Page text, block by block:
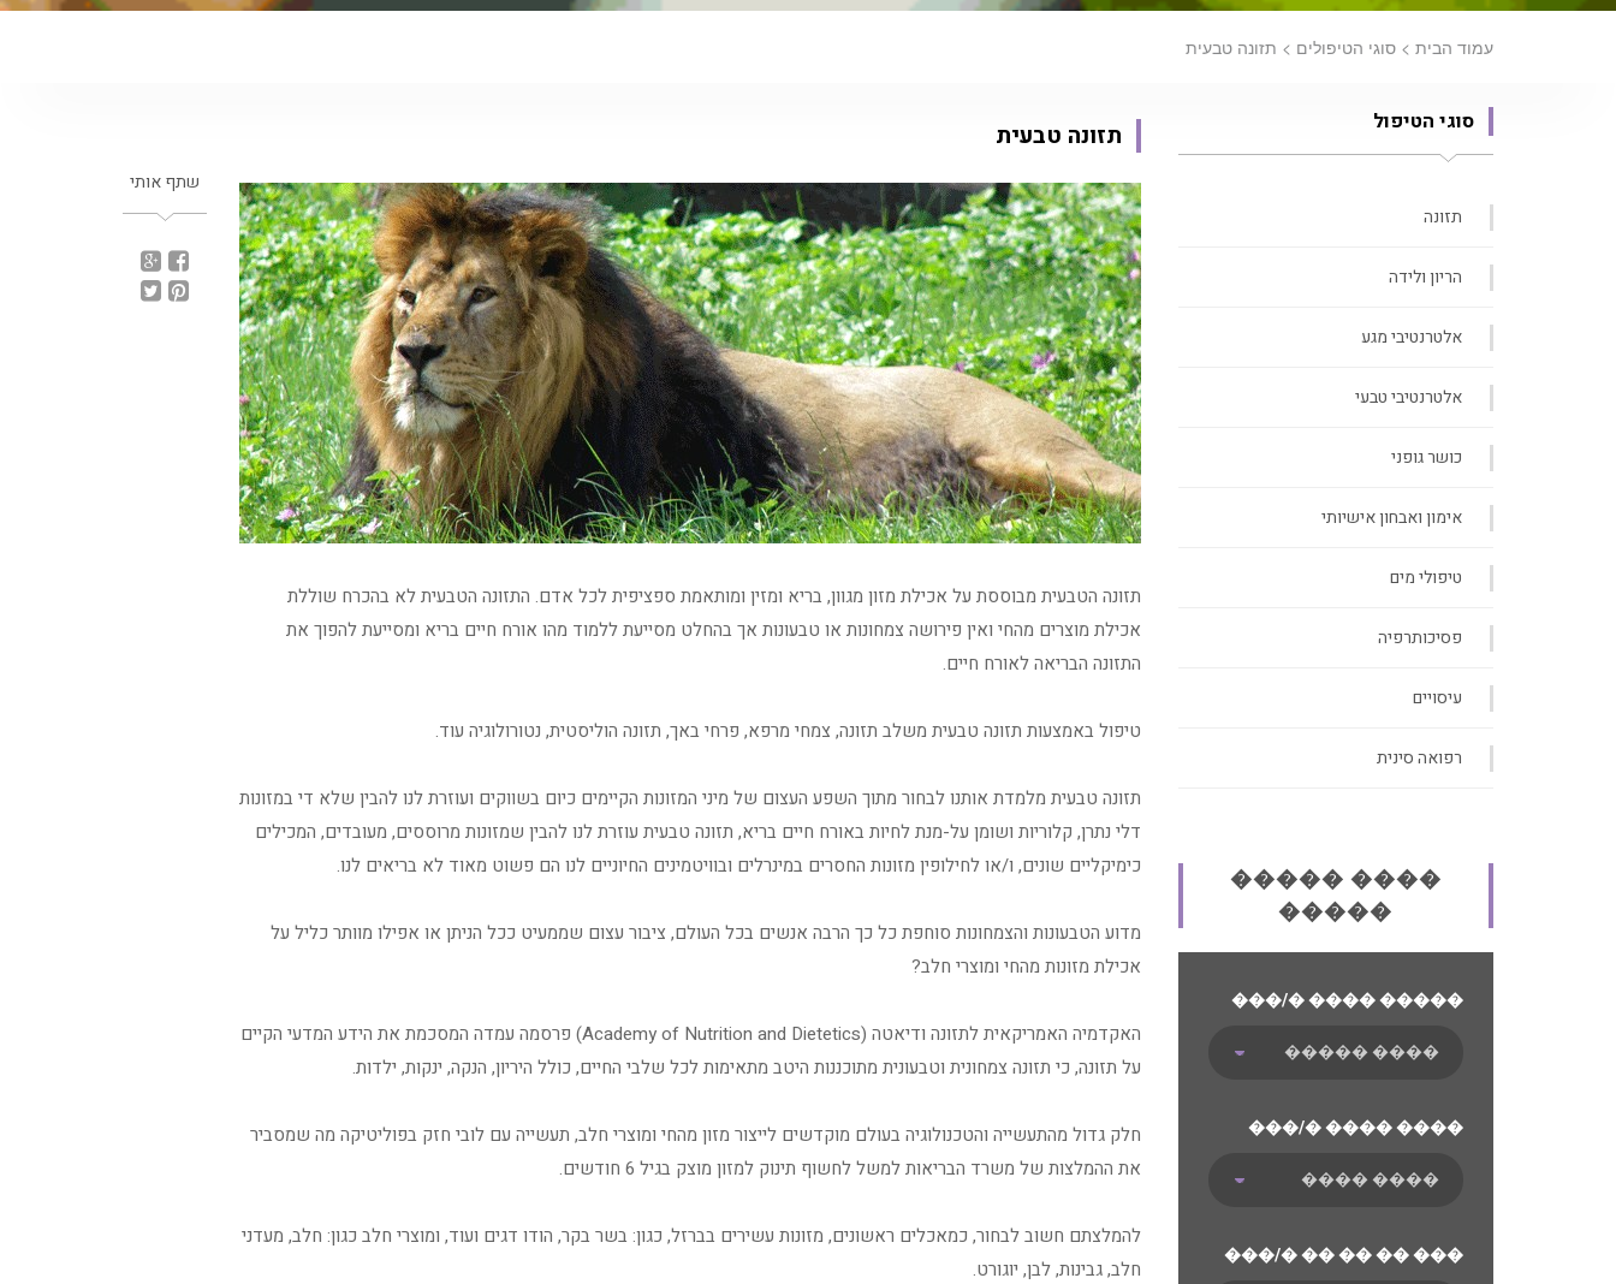
עמוד הבית > סוגי הטיפולים > תזונה טבעית
שתף אותי
תזונה טבעית
תזונה הטבעית מבוססת על אכילת מזון מגוון, בריא ומזין ומותאמת ספציפית לכל אדם. התזונה הטבעית לא בהכרח שוללת
אכילת מוצרים מהחי ואין פירושה צמחונות או טבעונות אך בהחלט מסייעת ללמוד מהו אורח חיים בריא ומסייעת להפוך את
התזונה הבריאה לאורח חיים.
טיפול באמצעות תזונה טבעית משלב תזונה, צמחי מרפא, פרחי באך, תזונה הוליסטית, נטורולוגיה עוד.
תזונה טבעית מלמדת אותנו לבחור מתוך השפע העצום של מיני המזונות הקיימים כיום בשווקים ועוזרת לנו להבין שלא די במזונות
דלי נתרן, קלוריות ושומן על-מנת לחיות באורח חיים בריא, תזונה טבעית עוזרת לנו להבין שמזונות מרוססים, מעובדים, המכילים
כימיקליים שונים, ו/או לחילופין מזונות החסרים במינרלים ובוויטמינים החיוניים לנו הם פשוט מאוד לא בריאים לנו.
מדוע הטבעונות והצמחונות סוחפת כל כך הרבה אנשים בכל העולם, ציבור עצום שממעיט ככל הניתן או אפילו מוותר כליל על
אכילת מזונות מהחי ומוצרי חלב?
האקדמיה האמריקאית לתזונה ודיאטה (Academy of Nutrition and Dietetics) פרסמה עמדה המסכמת את הידע המדעי הקיים
על תזונה, כי תזונה צמחונית וטבעונית מתוכננות היטב מתאימות לכל שלבי החיים, כולל היריון, הנקה, ינקות, ילדות.
חלק גדול מהתעשייה והטכנולוגיה בעולם מוקדשים לייצור מזון מהחי ומוצרי חלב, תעשייה עם לובי חזק בפוליטיקה מה שמסביר
את ההמלצות של משרד הבריאות למשל לחשוף תינוק למזון מוצק בגיל 6 חודשים.
להמלצתם חשוב לבחור, כמאכלים ראשונים, מזונות עשירים בברזל, כגון: בשר בקר, הודו דגים ועוד, ומוצרי חלב כגון: חלב, מעדני
חלב, גבינות, לבן, יוגורט.
סוגי הטיפול
תזונה
הריון ולידה
אלטרנטיבי מגע
אלטרנטיבי טבעי
כושר גופני
אימון ואבחון אישיותי
טיפולי מים
פסיכותרפיה
עיסויים
רפואה סינית
����� ����
�����
���/� ���� �����
���/� ���� ����
���/� �� �� �� ���